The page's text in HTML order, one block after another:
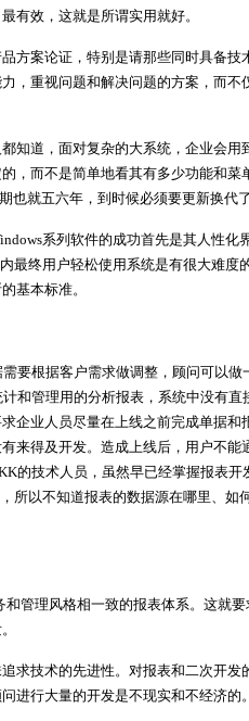
有效，这就是所谓实用就好。
案论证，特别是请那些同时具备技
，重视问题和解决问题的方案，而不
道，面对复杂的大系统，企业会用
，而不是简单地看其有多少功能和菜
就五六年，到时候必须要更新换代了
系列软件的成功首先是其人性化
最终用户轻松使用系统是有很大难度
基本标准。
根据客户需求做调整，顾问可以做
和管理用的分析报表，系统中没有直
企业人员尽量在上线之前完成单据和
来得及开发。造成上线后，用户不能
的技术人员，虽然早已经掌握报表开
所以不知道报表的数据源在哪里、如
管理风格相一致的报表体系。这就要
技术的先进性。对报表和二次开发
进行大量的开发是不现实和不经济的。